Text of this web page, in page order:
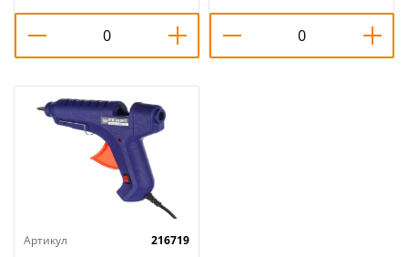
Артикул
216719